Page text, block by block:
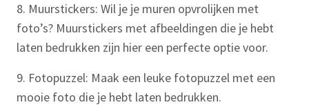
8. Muurstickers: Wil je je muren opvrolijken met
foto’s? Muurstickers met afbeeldingen die je hebt
laten bedrukken zijn hier een perfecte optie voor.
9. Fotopuzzel: Maak een leuke fotopuzzel met een
mooie foto die je hebt laten bedrukken.